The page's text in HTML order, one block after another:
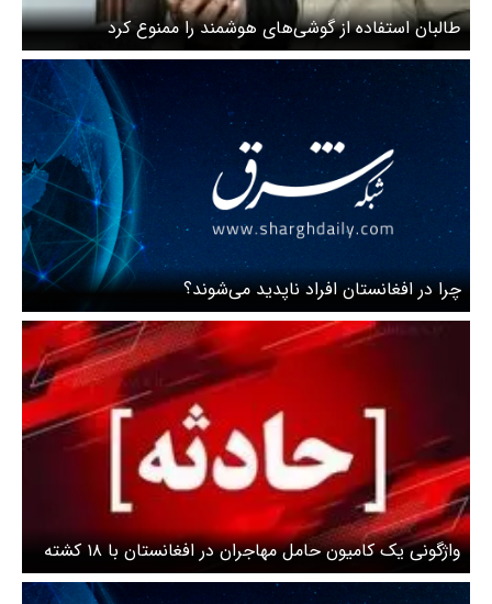
طالبان استفاده از گوشی‌های هوشمند را ممنوع کرد
چرا در افغانستان افراد ناپدید می‌شوند؟
واژگونی یک کامیون حامل مهاجران در افغانستان با ۱۸ کشته
و ده‌ها زخمی